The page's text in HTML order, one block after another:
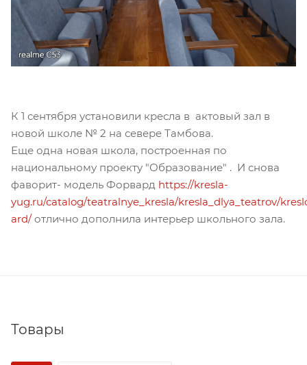
К 1 сентября установили кресла в актовый зал в
новой школе № 2 на севере Тамбова.
Еще одна новая школа, построенная по
национальному проекту "Образование" . И снова
фаворит- модель Форвард https://kresla-
yug.ru/catalog/teatralnye_kresla/kresla_dlya_teatrov/
ard/отлично дополнила интерьер школьного зала.
Товары